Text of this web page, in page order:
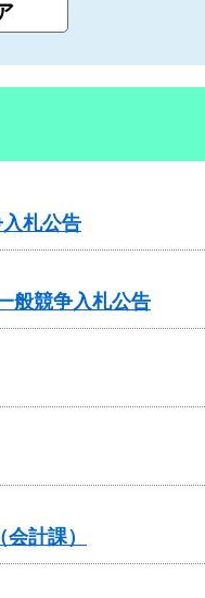
札公告
般競争入札公告
計課）